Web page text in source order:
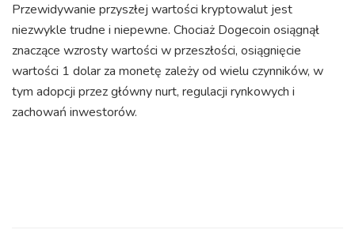
Przewidywanie przyszłej wartości kryptowalut jest
niezwykle trudne i niepewne. Chociaż Dogecoin osiągnął
znaczące wzrosty wartości w przeszłości, osiągnięcie
wartości 1 dolar za monetę zależy od wielu czynników, w
tym adopcji przez główny nurt, regulacji rynkowych i
zachowań inwestorów.